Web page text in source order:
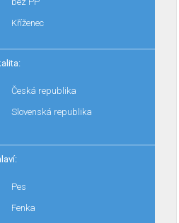
Kříženec
Česká republika
Slovenská republika
Pes
Fenka